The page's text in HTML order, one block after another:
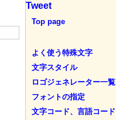
Tweet
Top page
よく使う特殊文字
文字スタイル
ロゴジェネレーター一覧
フォントの指定
文字コード、言語コード